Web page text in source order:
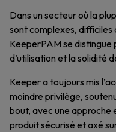
Dans un secteur où la
sont complexes,
KeeperPAM se
d’utilisation et la solidité
Keeper a toujours mis
moindre privilège,
bout, avec une approche
produit sécurisé et axé